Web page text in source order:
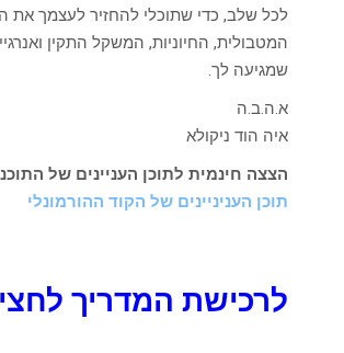
לכל שלב, כדי שתוכלי להחזיר לעצמך את
המטבולית, החיוניות, המשקל התקין
שמגיעה לך.
א.ה.ב.ה
איה הוד ניקולא
הצצה חינמית לתוכן העניינים של
תוכן העניניינים של הקוד ההורמונלי
לרכישת המדריך